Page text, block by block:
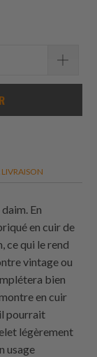
En
en cuir de
ce qui le rend
vintage ou
bien
en cuir
pourrait
légèrement
usage